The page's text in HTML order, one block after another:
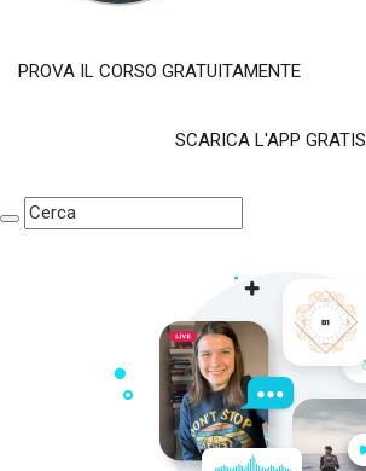
PROVA IL CORSO GRATUITAMENTE
SCARICA L'APP GRATIS